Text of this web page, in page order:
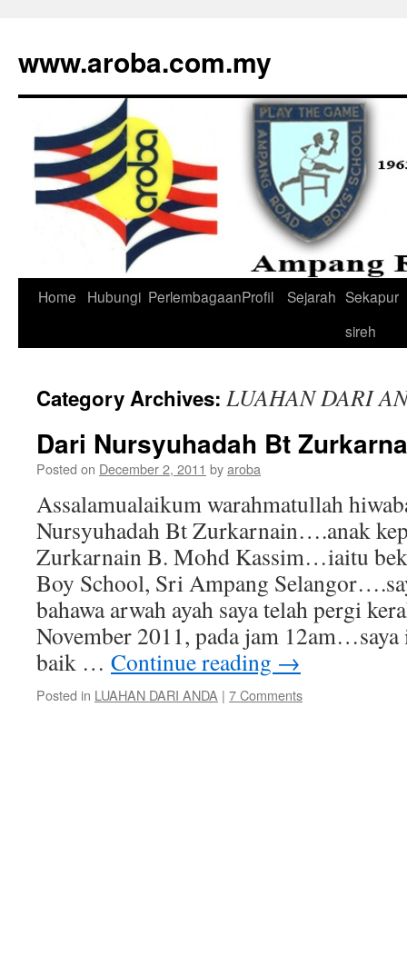
www.aroba.com.my
Skip
Home Hubungi PerlembagaanProfil Sejarah Sekapur
sireh
Category Archives: LUAHAN DARI
Dari Nursyuhadah Bt
Posted on December 2, 2011 byaroba
Assalamualaikum warahmatullah
Nursyuhadah Bt Zurkarnain….anak
Zurkarnain B. Mohd Kassim…iaitu
Boy School, Sri Ampang
bahawa arwah ayah saya telah pergi
November 2011, pada jam
baik … Continue reading →
Posted in LUAHAN DARI ANDA | 7 Comments